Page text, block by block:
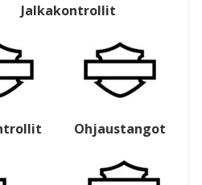
Jalkakontrollit
Ohjaustangot